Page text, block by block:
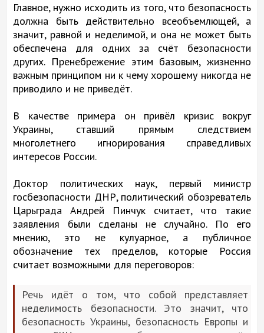
Главное, нужно исходить из того, что безопасность
должна быть действительно всеобъемлющей, а
значит, равной и неделимой, и она не может быть
обеспечена для одних за счёт безопасности
других. Пренебрежение этим базовым, жизненно
важным принципом ни к чему хорошему никогда не
приводило и не приведёт.
В качестве примера он привёл кризис вокруг
Украины, ставший прямым следствием
многолетнего игнорирования справедливых
интересов России.
Доктор политических наук, первый министр
госбезопасности ДНР, политический обозреватель
Царьграда Андрей Пинчук считает, что такие
заявления были сделаны не случайно. По его
мнению, это не кулуарное, а публичное
обозначение тех пределов, которые Россия
считает возможными для переговоров:
Речь идёт о том, что собой представляет
неделимость безопасности. Это значит, что
безопасность Украины, безопасность Европы и